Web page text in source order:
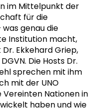
im Mittelpunkt der
für die
genau die
Institution macht,
Ekkehard Griep,
Die Hosts Dr.
sprechen mit ihm
mit der UNO
Nationen in
haben und wie